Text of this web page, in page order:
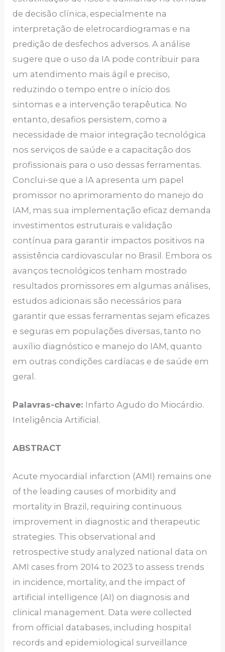
de decisão clínica, especialmente na
interpretação de eletrocardiogramas e na
predição de desfechos adversos. A análise
sugere que o uso da IA pode contribuir para
um atendimento mais ágil e preciso,
reduzindo o tempo entre o início dos
sintomas e a intervenção terapêutica. No
entanto, desafios persistem, como a
necessidade de maior integração tecnológica
nos serviços de saúde e a capacitação dos
profissionais para o uso dessas ferramentas.
Conclui-se que a IA apresenta um papel
promissor no aprimoramento do manejo do
IAM, mas sua implementação eficaz demanda
investimentos estruturais e validação
contínua para garantir impactos positivos na
assistência cardiovascular no Brasil. Embora os
avanços tecnológicos tenham mostrado
resultados promissores em algumas análises,
estudos adicionais são necessários para
garantir que essas ferramentas sejam eficazes
e seguras em populações diversas, tanto no
auxílio diagnóstico e manejo do IAM, quanto
em outras condições cardíacas e de saúde em
geral.
Palavras-chave: Infarto Agudo do Miocárdio.
Inteligência Artificial.
ABSTRACT
Acute myocardial infarction (AMI) remains one
of the leading causes of morbidity and
mortality in Brazil, requiring continuous
improvement in diagnostic and therapeutic
strategies. This observational and
retrospective study analyzed national data on
AMI cases from 2014 to 2023 to assess trends
in incidence, mortality, and the impact of
artificial intelligence (AI) on diagnosis and
clinical management. Data were collected
from official databases, including hospital
records and epidemiological surveillance